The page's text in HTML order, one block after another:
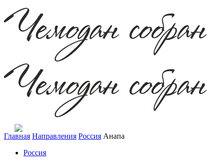
Главная Направления Россия Анапа
Россия